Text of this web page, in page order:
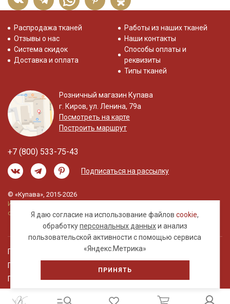
Я даю согласие на использование файловcookie,
обработкуперсональных данныхи анализ
пользовательской активности с помощью сервиса
«Яндекс.Метрика»
ПРИНЯТЬ
Распродажа тканей
Отзывы о нас
Система скидок
Доставка и оплата
Работы из наших тканей
Наши контакты
Способы оплаты и
реквизиты
Типы тканей
Розничный магазин Купава
г. Киров, ул. Ленина, 79а
Посмотреть на карте
Построить маршрут
+7 (800) 533-75-43
Подписаться на рассылку
© «Купава», 2015-2026
Информация на сайте не является публичной
офертой.
Правовая информация
Политика обработки персональных данных
Пользовательское соглашение